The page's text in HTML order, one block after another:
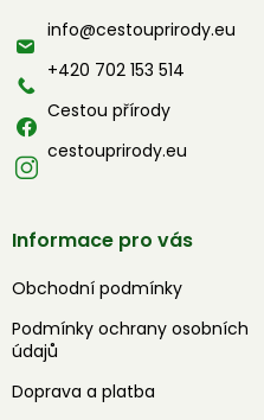
t info@cestouprirody.eu
+420 702 153 514
Cestou přírody
cestouprirody.eu
Informace pro vás
Obchodní podmínky
Podmínky ochrany osobních
údajů
Doprava a platba